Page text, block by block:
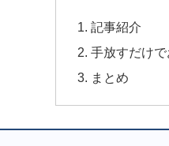
記事紹介
手放すだけ
まとめ